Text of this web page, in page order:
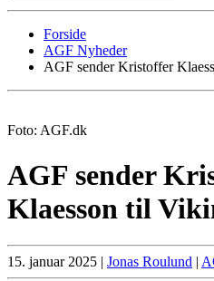
Forside
AGF Nyheder
AGF sender Kristoffer
Foto: AGF.dk
AGF sender
Klaesson til
15. januar 2025 | Jonas Roulund |